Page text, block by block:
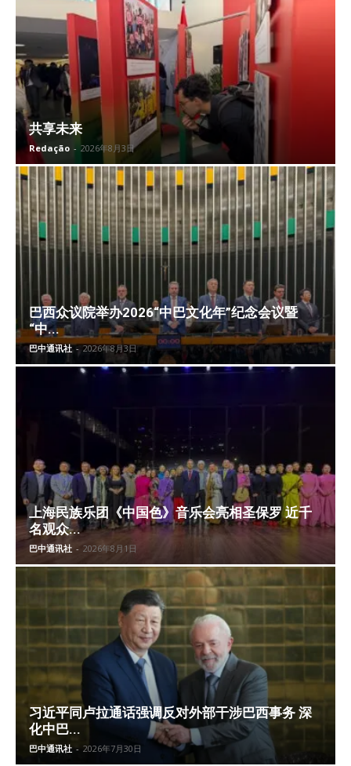
共享未来
Redação - 2026年8月3日
巴西众议院举办2026“中巴文化年”纪念会议暨
“中...
巴中通讯社 - 2026年8月3日
上海民族乐团《中国色》音乐会亮相圣保罗 近千
名观众...
巴中通讯社 - 2026年8月1日
习近平同卢拉通话强调反对外部干涉巴西事务 深
化中巴...
巴中通讯社 - 2026年7月30日